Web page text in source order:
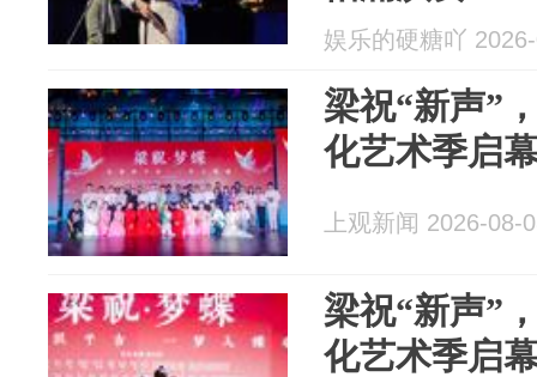
娱乐的硬糖吖
梁祝“新声”
化艺术季启
上观新闻 2026-08-
梁祝“新声”
化艺术季启